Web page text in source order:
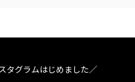
タグラムはじめました／